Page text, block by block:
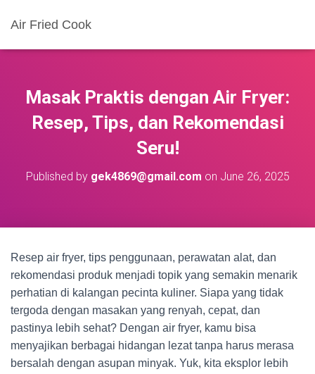
Air Fried Cook
Masak Praktis dengan Air Fryer:
Resep, Tips, dan Rekomendasi
Seru!
Published by gek4869@gmail.com on June 26, 2025
Resep air fryer, tips penggunaan, perawatan alat, dan
rekomendasi produk menjadi topik yang semakin menarik
perhatian di kalangan pecinta kuliner. Siapa yang tidak
tergoda dengan masakan yang renyah, cepat, dan
pastinya lebih sehat? Dengan air fryer, kamu bisa
menyajikan berbagai hidangan lezat tanpa harus merasa
bersalah dengan asupan minyak. Yuk, kita eksplor lebih